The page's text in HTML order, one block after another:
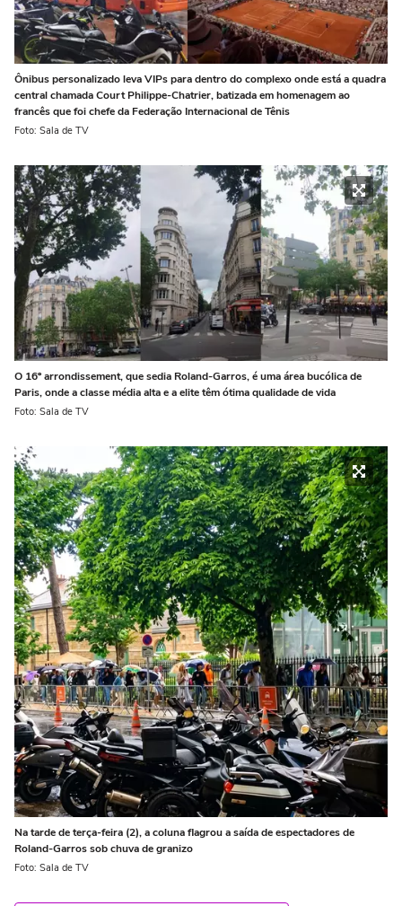
Ônibus personalizado leva VIPs para dentro do complexo onde está a quadra
central chamada Court Philippe-Chatrier, batizada em homenagem ao
francês que foi chefe da Federação Internacional de Tênis
Foto: Sala de TV
O 16º arrondissement, que sedia Roland-Garros, é uma área bucólica de
Paris, onde a classe média alta e a elite têm ótima qualidade de vida
Foto: Sala de TV
Na tarde de terça-feira (2), a coluna flagrou a saída de espectadores de
Roland-Garros sob chuva de granizo
Foto: Sala de TV